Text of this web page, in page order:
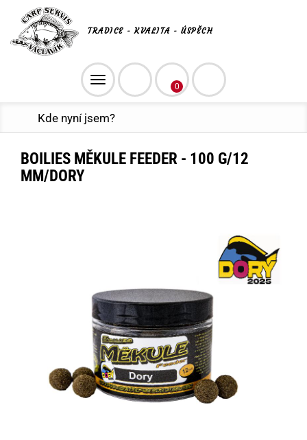
TRADICE - KVALITA - ÚSPĚCH
Toggle
navigation
0
Kde nyní jsem?
BOILIES MĚKULE FEEDER - 100 G/12
MM/DORY